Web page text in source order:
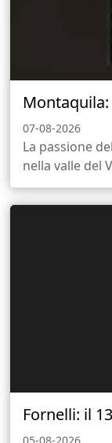
07-08-2026
La passione
nella valle del
Fornelli: il